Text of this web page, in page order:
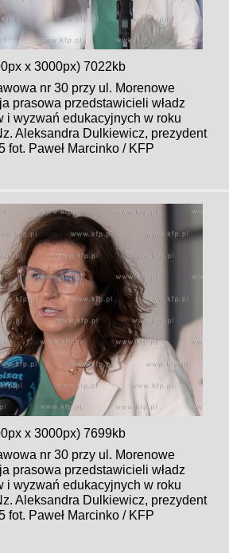
x 3000px) 7022kb
nr 30 przy ul. Morenowe
prasowa przedstawicieli władz
i wyzwań edukacyjnych w roku
Aleksandra Dulkiewicz, prezydent
fot. Paweł Marcinko / KFP
x 3000px) 7699kb
nr 30 przy ul. Morenowe
prasowa przedstawicieli władz
i wyzwań edukacyjnych w roku
Aleksandra Dulkiewicz, prezydent
fot. Paweł Marcinko / KFP